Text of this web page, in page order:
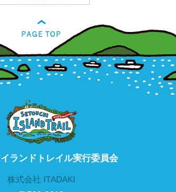
ランドトレイル実行委員会
株式会社 ITADAKI